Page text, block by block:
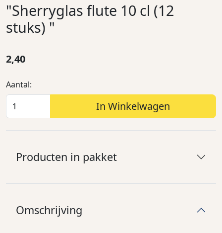
"Sherryglas flute 10 cl (12
stuks) "
2,40
Aantal:
In Winkelwagen
Producten in pakket
Omschrijving